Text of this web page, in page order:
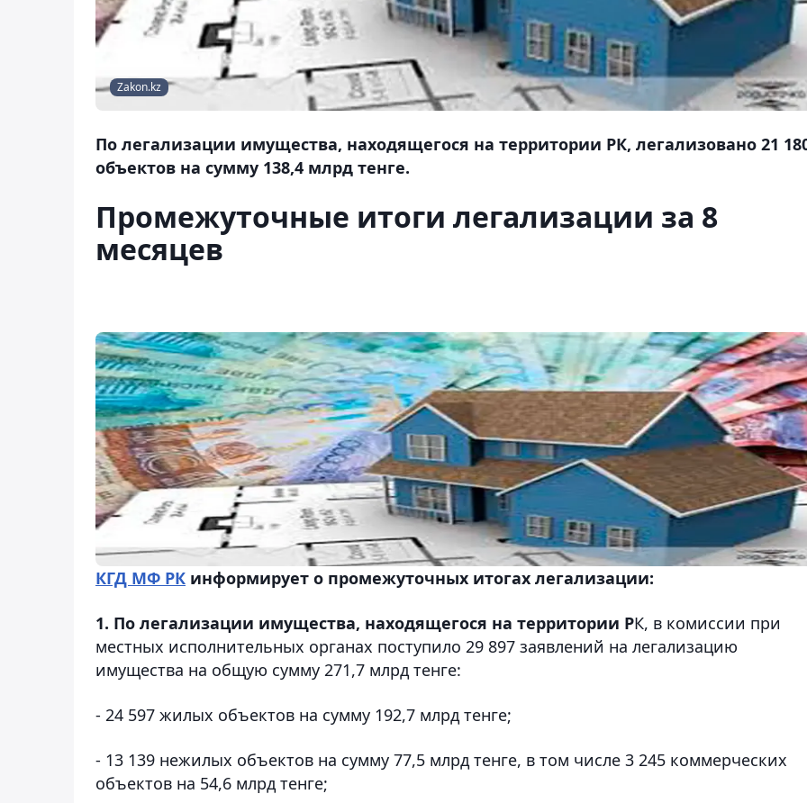
Zakon.kz
По легализации имущества, находящегося на территории РК, легализовано 21
объектов на сумму 138,4 млрд тенге.
Промежуточные итоги легализации за 8
месяцев
КГД МФ РК информирует о промежуточных итогах легализации:
1. По легализации имущества, находящегося на территории РК, в комиссии при
местных исполнительных органах поступило 29 897 заявлений на легализацию
имущества на общую сумму 271,7 млрд тенге:
- 24 597 жилых объектов на сумму 192,7 млрд тенге;
- 13 139 нежилых объектов на сумму 77,5 млрд тенге, в том числе 3 245 коммерческих
объектов на 54,6 млрд тенге;